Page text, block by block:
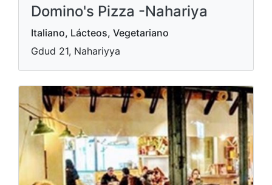
Domino's Pizza -Nahariya
Italiano, Lácteos, Vegetariano
Gdud 21, Nahariyya